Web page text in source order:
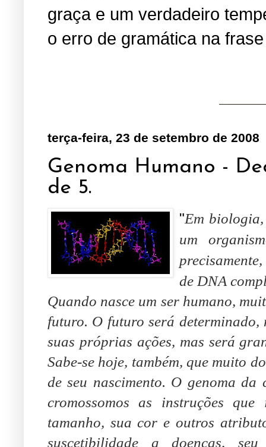
graça e um verdadeiro
o erro de gramática na
terça-feira, 23 de setembro de 2008
Genoma Humano -
de 5.
"Em
um
de DNA
Quando nasce um ser humano,
futuro. O futuro será
suas próprias ações, mas será
Sabe-se hoje, também, que muito
de seu nascimento. O genoma
cromossomos as instruções
tamanho, sua cor e outros
suscetibilidade a doenças,